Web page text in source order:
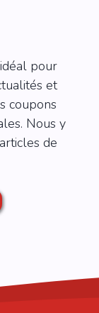
pour
et
coupons
Nous y
de